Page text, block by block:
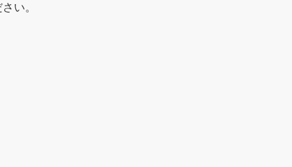
い。
ため、本サービスに掲載さ
時点で発売されている製品